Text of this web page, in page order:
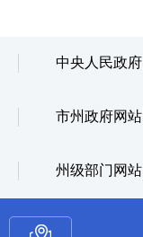
中央人民政府
市州政府网站
州级部门网站